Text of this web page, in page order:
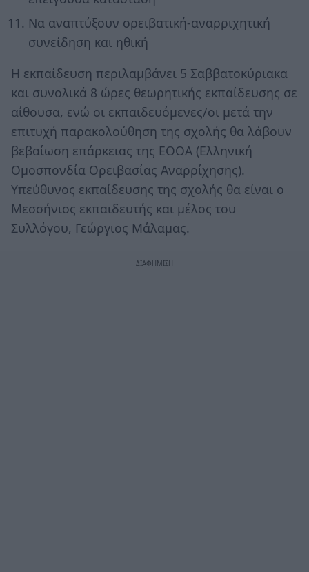
Να αναπτύξουν ορειβατική-αναρριχητική
συνείδηση και ηθική
Η εκπαίδευση περιλαμβάνει 5 Σαββατοκύριακα
και συνολικά 8 ώρες θεωρητικής εκπαίδευσης σε
αίθουσα, ενώ οι εκπαιδευόμενες/οι μετά την
επιτυχή παρακολούθηση της σχολής θα λάβουν
βεβαίωση επάρκειας της ΕΟΟΑ (Ελληνική
Ομοσπονδία Ορειβασίας Αναρρίχησης).
Υπεύθυνος εκπαίδευσης της σχολής θα είναι ο
Μεσσήνιος εκπαιδευτής και μέλος του
Συλλόγου, Γεώργιος Μάλαμας.